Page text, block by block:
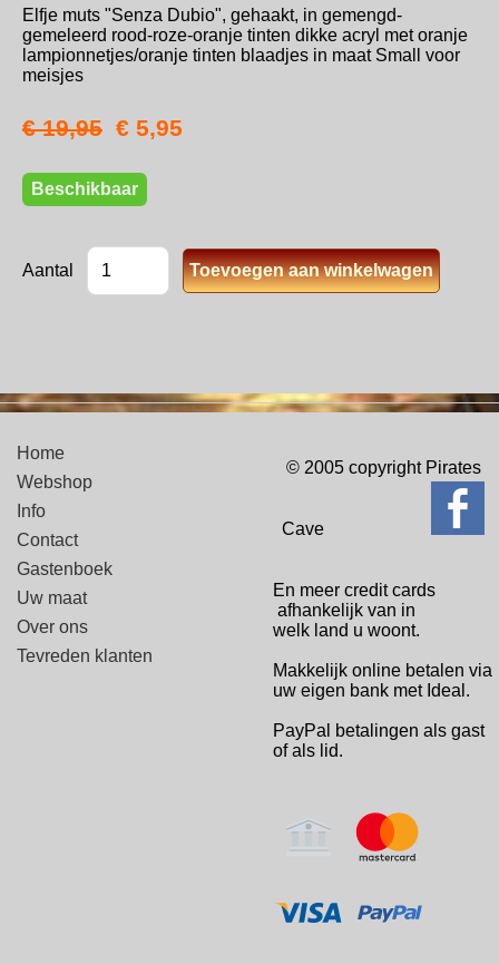
Elfje muts "Senza Dubio", gehaakt, in gemengd-
gemeleerd rood-roze-oranje tinten dikke acryl met oranje
lampionnetjes/oranje tinten blaadjes in maat Small voor
meisjes
€ 19,95 € 5,95
Beschikbaar
Aantal
Home
Webshop
Info
Contact
Gastenboek
Uw maat
Over ons
Tevreden klanten
© 2005 copyright Pirates
Cave
En meer credit cards
afhankelijk van in
welk land u woont.
Makkelijk online betalen via
uw eigen bank met Ideal.
PayPal betalingen als gast
of als lid.